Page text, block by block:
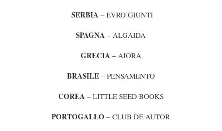
SERBIA – EVRO GIUNTI
SPAGNA – ALGAIDA
GRECIA – AIORA
BRASILE– PENSAMENTO
COREA – LITTLE SEED BOOKS
PORTOGALLO – CLUB DE AUTOR